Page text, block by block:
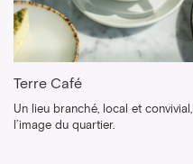
Terre Café
Un lieu branché, local et convivial,
l’image du quartier.